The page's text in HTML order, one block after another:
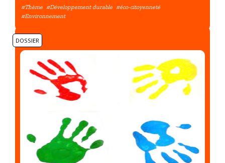
#Thème #Développement durable #éco-citoyenneté
#Environnement
DOSSIER